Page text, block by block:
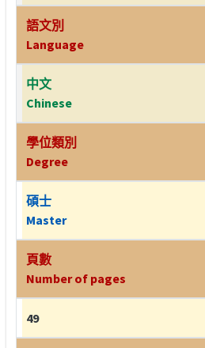
語文別
Language
中文
Chinese
學位類別
Degree
碩士
Master
頁數
Number of pages
49